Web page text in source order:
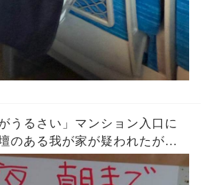
うるさい」マンション入口に
のある我が家が疑われたが、
が示した発信源